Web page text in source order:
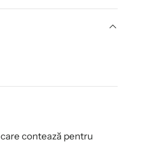
contează pentru